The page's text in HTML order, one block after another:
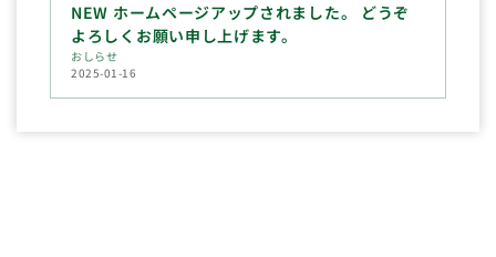
NEW ホームページアップされました。 どうぞ
よろしくお願い申し上げます。
おしらせ
2025-01-16